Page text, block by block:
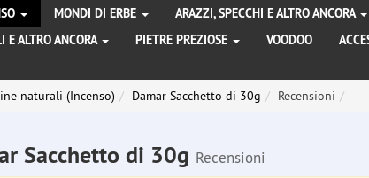
MONDI DI ERBE ARAZZI, SPECCHI E ALTRO ANCORA
E ALTRO ANCORA PIETRE PREZIOSE VOODOO
naturali (Incenso) Damar Sacchetto di 30g Recensioni
Sacchetto di 30g Recensioni